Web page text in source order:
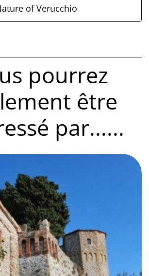
of Verucchio
pourrez
être
par......